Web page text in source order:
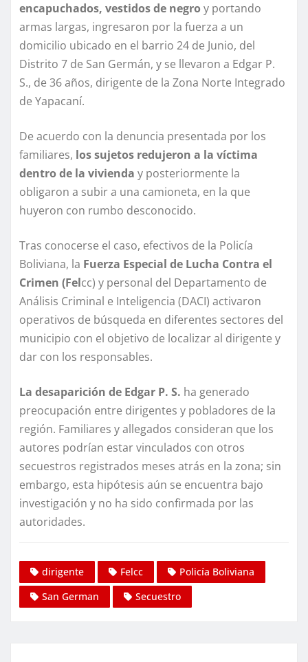
encapuchados, vestidos de negro y portando
armas largas, ingresaron por la fuerza a un
domicilio ubicado en el barrio 24 de Junio, del
Distrito 7 de San Germán, y se llevaron a Edgar P.
S., de 36 años, dirigente de la Zona Norte Integrado
de Yapacaní.
De acuerdo con la denuncia presentada por los
familiares, los sujetos redujeron a la víctima
dentro de la vivienda y posteriormente la
obligaron a subir a una camioneta, en la que
huyeron con rumbo desconocido.
Tras conocerse el caso, efectivos de la Policía
Boliviana, la Fuerza Especial de Lucha Contra el
Crimen (Felcc) y personal del Departamento de
Análisis Criminal e Inteligencia (DACI) activaron
operativos de búsqueda en diferentes sectores del
municipio con el objetivo de localizar al dirigente y
dar con los responsables.
La desaparición de Edgar P. S. ha generado
preocupación entre dirigentes y pobladores de la
región. Familiares y allegados consideran que los
autores podrían estar vinculados con otros
secuestros registrados meses atrás en la zona; sin
embargo, esta hipótesis aún se encuentra bajo
investigación y no ha sido confirmada por las
autoridades.
dirigente Felcc
Policía Boliviana
San German
Secuestro